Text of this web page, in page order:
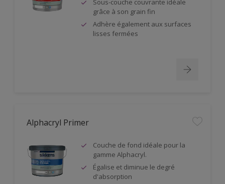
Sous-couche couvrante idéale
grâce à son grain fin
Adhère également aux surfaces
lisses fermées
Alphacryl Primer
Couche de fond idéale pour la
gamme Alphacryl.
Égalise et diminue le degré
d'absorption